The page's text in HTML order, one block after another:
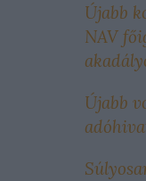
Újabb
NAV
Újabb